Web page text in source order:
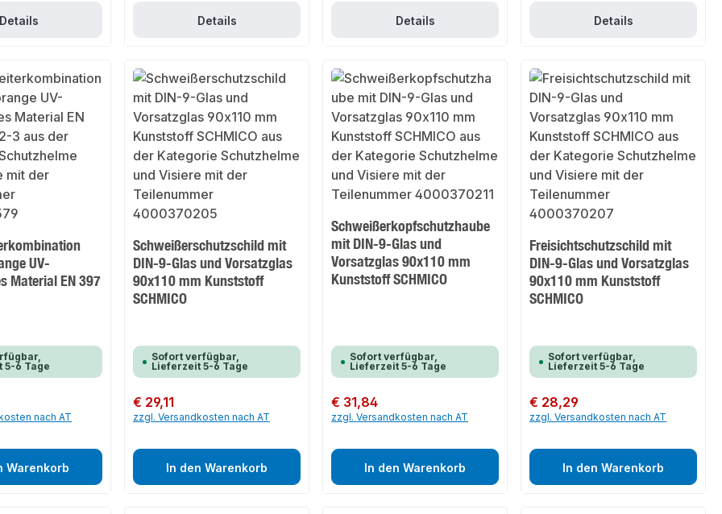
Details Details Details Details
UV-
Material EN 397
5-6 Tage
nach AT
Warenkorb
Schweißerschutzschild mit
DIN-9-Glas und Vorsatzglas
90x110 mm Kunststoff
SCHMICO
Sofort verfügbar,
Lieferzeit 5-6 Tage
Regulärer Preis:
€ 29,11
zzgl. Versandkosten nach AT
In den Warenkorb
Schweißerkopfschutzhaube
mit DIN-9-Glas und
Vorsatzglas 90x110 mm
Kunststoff SCHMICO
Sofort verfügbar,
Lieferzeit 5-6 Tage
Regulärer Preis:
€ 31,84
zzgl. Versandkosten nach AT
In den Warenkorb
Freisichtschutzschild mit
DIN-9-Glas und Vorsatzglas
90x110 mm Kunststoff
SCHMICO
Sofort verfügbar,
Lieferzeit 5-6 Tage
Regulärer Preis:
€ 28,29
zzgl. Versandkosten nach AT
In den Warenkorb